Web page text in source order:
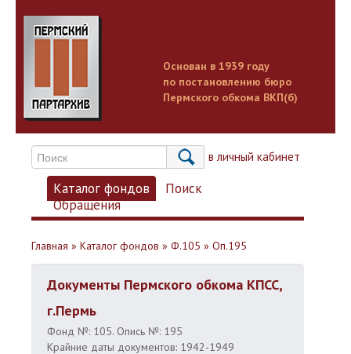
Основан в 1939 году
по постановлению бюро
Пермского обкома ВКП(б)
Вход в личный кабинет
Каталог фондов
Поиск
Обращения
Главная » Каталог фондов » Ф.105 » Оп.195
Документы Пермского обкома КПСС,
г.Пермь
Фонд №: 105. Опись №: 195
Крайние даты документов: 1942-1949